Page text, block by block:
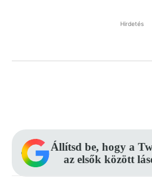
Hirdetés
Állítsd be, hogy a
az elsők között